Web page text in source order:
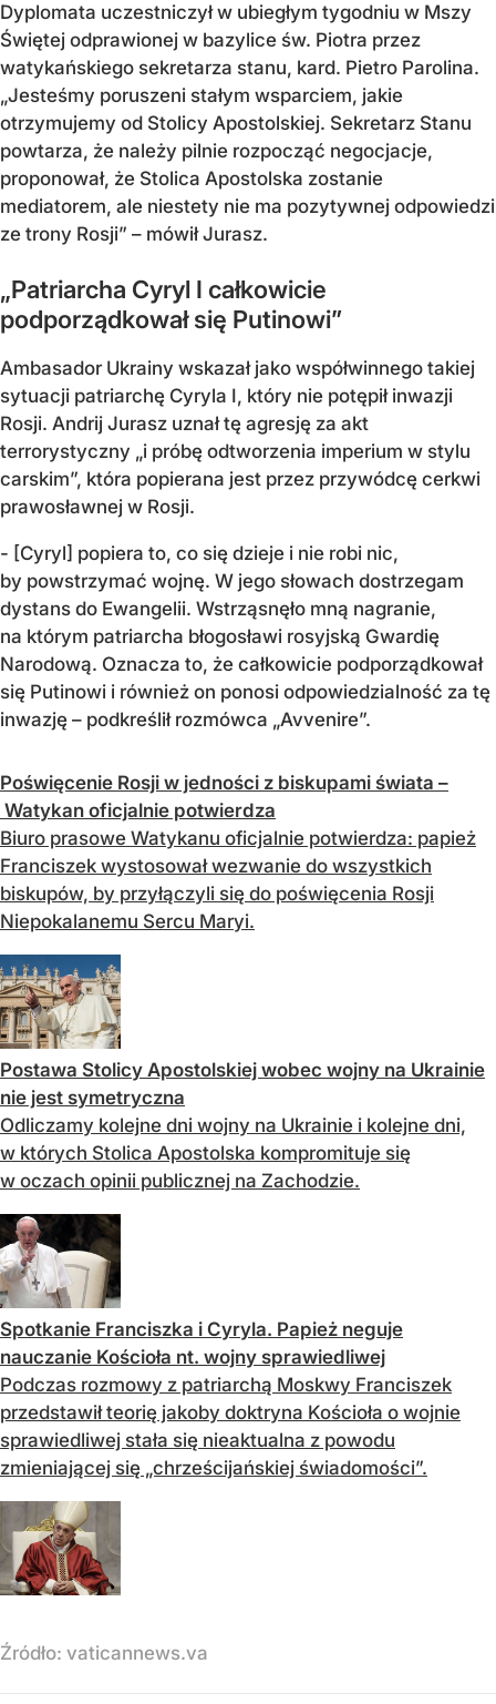
Dyplomata uczestniczył w ubiegłym tygodniu w Mszy
Świętej odprawionej w bazylice św. Piotra przez
watykańskiego sekretarza stanu, kard. Pietro Parolina.
„Jesteśmy poruszeni stałym wsparciem, jakie
otrzymujemy od Stolicy Apostolskiej. Sekretarz Stanu
powtarza, że należy pilnie rozpocząć negocjacje,
proponował, że Stolica Apostolska zostanie
mediatorem, ale niestety nie ma pozytywnej odpowiedzi
ze trony Rosji” – mówił Jurasz.
„Patriarcha Cyryl I całkowicie
podporządkował się Putinowi”
Ambasador Ukrainy wskazał jako współwinnego takiej
sytuacji patriarchę Cyryla I, który nie potępił inwazji
Rosji. Andrij Jurasz uznał tę agresję za akt
terrorystyczny „i próbę odtworzenia imperium w stylu
carskim”, która popierana jest przez przywódcę cerkwi
prawosławnej w Rosji.
- [Cyryl] popiera to, co się dzieje i nie robi nic,
by powstrzymać wojnę. W jego słowach dostrzegam
dystans do Ewangelii. Wstrząsnęło mną nagranie,
na którym patriarcha błogosławi rosyjską Gwardię
Narodową. Oznacza to, że całkowicie podporządkował
się Putinowi i również on ponosi odpowiedzialność za tę
inwazję – podkreślił rozmówca „Avvenire”.
Poświęcenie Rosji w jedności z biskupami świata –
Watykan oficjalnie potwierdza
Biuro prasowe Watykanu oficjalnie potwierdza: papież
Franciszek wystosował wezwanie do wszystkich
biskupów, by przyłączyli się do poświęcenia Rosji
Niepokalanemu Sercu Maryi.
Postawa Stolicy Apostolskiej wobec wojny na Ukrainie
nie jest symetryczna
Odliczamy kolejne dni wojny na Ukrainie i kolejne dni,
w których Stolica Apostolska kompromituje się
w oczach opinii publicznej na Zachodzie.
Spotkanie Franciszka i Cyryla. Papież neguje
nauczanie Kościoła nt. wojny sprawiedliwej
Podczas rozmowy z patriarchą Moskwy Franciszek
przedstawił teorię jakoby doktryna Kościoła o wojnie
sprawiedliwej stała się nieaktualna z powodu
zmieniającej się „chrześcijańskiej świadomości”.
Źródło: vaticannews.va